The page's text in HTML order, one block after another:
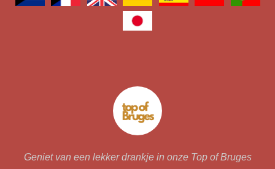
Geniet van een lekker drankje in onze Top of Bruges